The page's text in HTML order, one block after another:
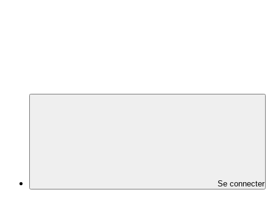
Se connecter